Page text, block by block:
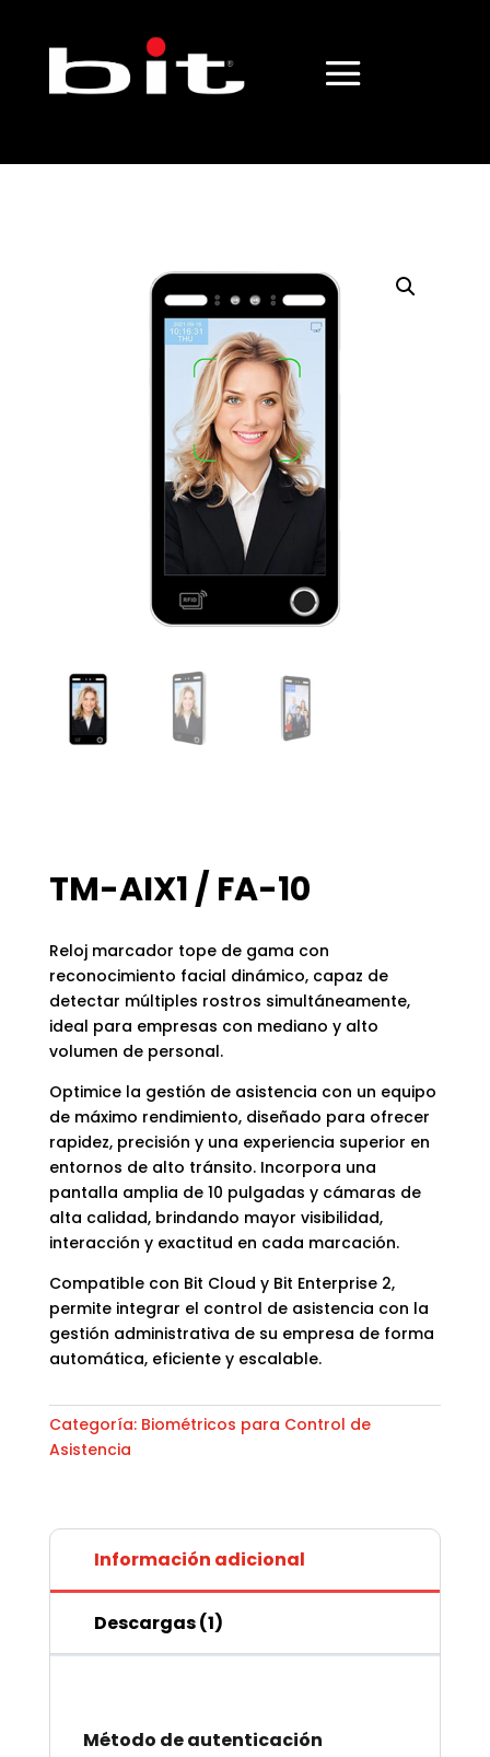
TM-AIX1 / FA-10
Reloj marcador tope de gama con
reconocimiento facial dinámico, capaz de
detectar múltiples rostros simultáneamente,
ideal para empresas con mediano y alto
volumen de personal.
Optimice la gestión de asistencia con un equipo
de máximo rendimiento, diseñado para ofrecer
rapidez, precisión y una experiencia superior en
entornos de alto tránsito. Incorpora una
pantalla amplia de 10 pulgadas y cámaras de
alta calidad, brindando mayor visibilidad,
interacción y exactitud en cada marcación.
Compatible con Bit Cloud y Bit Enterprise 2,
permite integrar el control de asistencia con la
gestión administrativa de su empresa de forma
automática, eficiente y escalable.
Categoría: Biométricos para Control de
Asistencia
Información adicional
Descargas (1)
Método de autenticación